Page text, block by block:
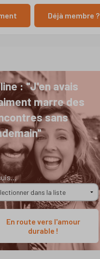
Déjà membre ?
: "J'en avais
marre des
sans
En route vers l'amour
durable !